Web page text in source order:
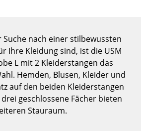
Suche nach einer stilbewussten
Ihre Kleidung sind, ist die USM
L mit 2 Kleiderstangen das
Hemden, Blusen, Kleider und
auf den beiden Kleiderstangen
geschlossene Fächer bieten
Stauraum.